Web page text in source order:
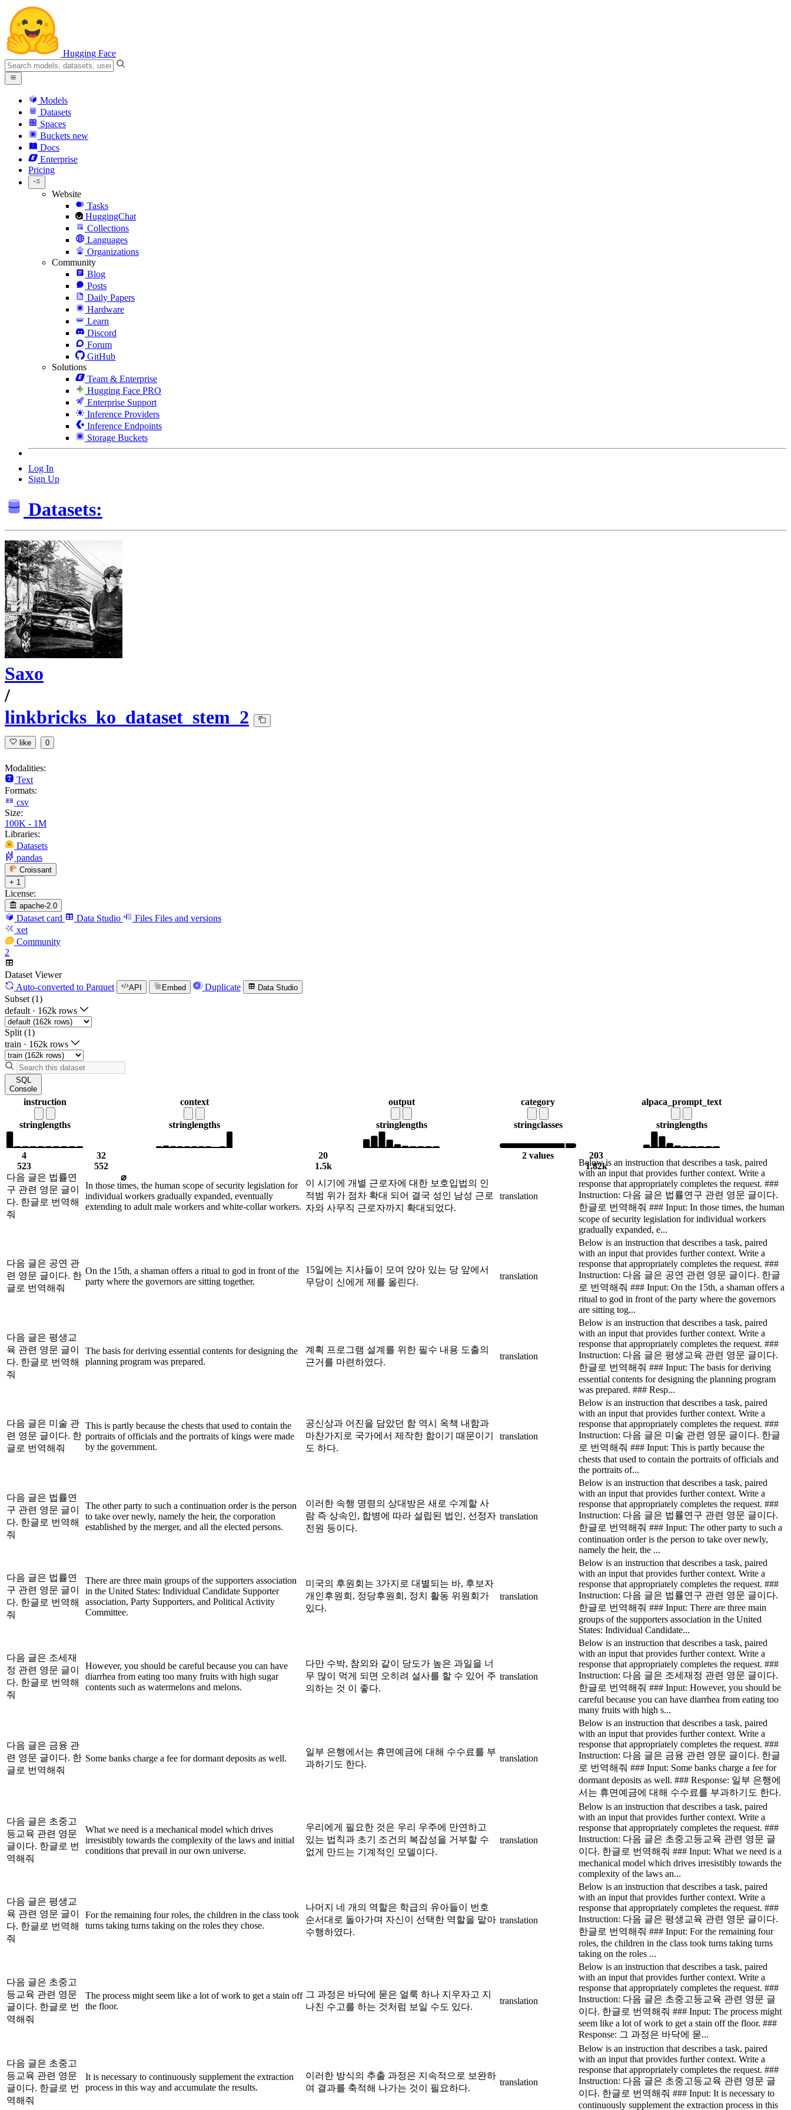
Hugging Face
Models
Datasets
Spaces
Buckets new
Docs
Enterprise
Pricing
Website
Tasks
HuggingChat
Collections
Languages
Organizations
Community
Blog
Posts
Daily Papers
Hardware
Learn
Discord
Forum
GitHub
Solutions
Team & Enterprise
Hugging Face PRO
Enterprise Support
Inference Providers
Inference Endpoints
Storage Buckets
Log In
Sign Up
Datasets:
Saxo
/
linkbricks_ko_dataset_stem_2
like 0
Modalities:
Text
Formats:
csv
Size:
100K - 1M
Libraries:
Datasets
pandas
Croissant
+ 1
License:
apache-2.0
Dataset card Data Studio Files Files and versions
xet
Community
2
Dataset Viewer
Auto-converted to Parquet API Embed Duplicate Data Studio
Subset (1)
default · 162k rows
Split (1)
train · 162k rows
SQL
Console
instruction
stringlengths
4
523
context
stringlengths
32
552
⌀
output
stringlengths
20
1.5k
category
stringclasses
2 values
alpaca_prompt_text
stringlengths
203
1.82k
다음 글은 법률연
구 관련 영문 글이
다. 한글로 번역해
줘
In those times, the human scope of security legislation for
individual workers gradually expanded, eventually
extending to adult male workers and white-collar workers.
이 시기에 개별 근로자에 대한 보호입법의 인
적범 위가 점차 확대 되어 결국 성인 남성 근로
자와 사무직 근로자까지 확대되었다.
translation
Below is an instruction that describes a task, paired
with an input that provides further context. Write a
response that appropriately completes the request. ###
Instruction: 다음 글은 법률연구 관련 영문 글이다.
한글로 번역해줘 ### Input: In those times, the human
scope of security legislation for individual workers
gradually expanded, e...
다음 글은 공연 관
련 영문 글이다. 한
글로 번역해줘
On the 15th, a shaman offers a ritual to god in front of the
party where the governors are sitting together.
15일에는 지사들이 모여 앉아 있는 당 앞에서
무당이 신에게 제를 올린다.
translation
Below is an instruction that describes a task, paired
with an input that provides further context. Write a
response that appropriately completes the request. ###
Instruction: 다음 글은 공연 관련 영문 글이다. 한글
로 번역해줘 ### Input: On the 15th, a shaman offers a
ritual to god in front of the party where the governors
are sitting tog...
다음 글은 평생교
육 관련 영문 글이
다. 한글로 번역해
줘
The basis for deriving essential contents for designing the
planning program was prepared.
계획 프로그램 설계를 위한 필수 내용 도출의
근거를 마련하였다.
translation
Below is an instruction that describes a task, paired
with an input that provides further context. Write a
response that appropriately completes the request. ###
Instruction: 다음 글은 평생교육 관련 영문 글이다.
한글로 번역해줘 ### Input: The basis for deriving
essential contents for designing the planning program
was prepared. ### Resp...
다음 글은 미술 관
련 영문 글이다. 한
글로 번역해줘
This is partly because the chests that used to contain the
portraits of officials and the portraits of kings were made
by the government.
공신상과 어진을 담았던 함 역시 옥책 내함과
마찬가지로 국가에서 제작한 함이기 때문이기
도 하다.
translation
Below is an instruction that describes a task, paired
with an input that provides further context. Write a
response that appropriately completes the request. ###
Instruction: 다음 글은 미술 관련 영문 글이다. 한글
로 번역해줘 ### Input: This is partly because the
chests that used to contain the portraits of officials and
the portraits of...
다음 글은 법률연
구 관련 영문 글이
다. 한글로 번역해
줘
The other party to such a continuation order is the person
to take over newly, namely the heir, the corporation
established by the merger, and all the elected persons.
이러한 속행 명령의 상대방은 새로 수계할 사
람 즉 상속인, 합병에 따라 설립된 법인, 선정자
전원 등이다.
translation
Below is an instruction that describes a task, paired
with an input that provides further context. Write a
response that appropriately completes the request. ###
Instruction: 다음 글은 법률연구 관련 영문 글이다.
한글로 번역해줘 ### Input: The other party to such a
continuation order is the person to take over newly,
namely the heir, the ...
다음 글은 법률연
구 관련 영문 글이
다. 한글로 번역해
줘
There are three main groups of the supporters association
in the United States: Individual Candidate Supporter
association, Party Supporters, and Political Activity
Committee.
미국의 후원회는 3가지로 대별되는 바, 후보자
개인후원회, 정당후원회, 정치 활동 위원회가
있다.
translation
Below is an instruction that describes a task, paired
with an input that provides further context. Write a
response that appropriately completes the request. ###
Instruction: 다음 글은 법률연구 관련 영문 글이다.
한글로 번역해줘 ### Input: There are three main
groups of the supporters association in the United
States: Individual Candidate...
다음 글은 조세재
정 관련 영문 글이
다. 한글로 번역해
줘
However, you should be careful because you can have
diarrhea from eating too many fruits with high sugar
contents such as watermelons and melons.
다만 수박, 참외와 같이 당도가 높은 과일을 너
무 많이 먹게 되면 오히려 설사를 할 수 있어 주
의하는 것 이 좋다.
translation
Below is an instruction that describes a task, paired
with an input that provides further context. Write a
response that appropriately completes the request. ###
Instruction: 다음 글은 조세재정 관련 영문 글이다.
한글로 번역해줘 ### Input: However, you should be
careful because you can have diarrhea from eating too
many fruits with high s...
다음 글은 금융 관
련 영문 글이다. 한
글로 번역해줘
Some banks charge a fee for dormant deposits as well.
일부 은행에서는 휴면예금에 대해 수수료를 부
과하기도 한다.
translation
Below is an instruction that describes a task, paired
with an input that provides further context. Write a
response that appropriately completes the request. ###
Instruction: 다음 글은 금융 관련 영문 글이다. 한글
로 번역해줘 ### Input: Some banks charge a fee for
dormant deposits as well. ### Response: 일부 은행에
서는 휴면예금에 대해 수수료를 부과하기도 한다.
다음 글은 초중고
등교육 관련 영문
글이다. 한글로 번
역해줘
What we need is a mechanical model which drives
irresistibly towards the complexity of the laws and initial
conditions that prevail in our own universe.
우리에게 필요한 것은 우리 우주에 만연하고
있는 법칙과 초기 조건의 복잡성을 거부할 수
없게 만드는 기계적인 모델이다.
translation
Below is an instruction that describes a task, paired
with an input that provides further context. Write a
response that appropriately completes the request. ###
Instruction: 다음 글은 초중고등교육 관련 영문 글
이다. 한글로 번역해줘 ### Input: What we need is a
mechanical model which drives irresistibly towards the
complexity of the laws an...
다음 글은 평생교
육 관련 영문 글이
다. 한글로 번역해
줘
For the remaining four roles, the children in the class took
turns taking turns taking on the roles they chose.
나머지 네 개의 역할은 학급의 유아들이 번호
순서대로 돌아가며 자신이 선택한 역할을 맡아
수행하였다.
translation
Below is an instruction that describes a task, paired
with an input that provides further context. Write a
response that appropriately completes the request. ###
Instruction: 다음 글은 평생교육 관련 영문 글이다.
한글로 번역해줘 ### Input: For the remaining four
roles, the children in the class took turns taking turns
taking on the roles ...
다음 글은 초중고
등교육 관련 영문
글이다. 한글로 번
역해줘
The process might seem like a lot of work to get a stain off
the floor.
그 과정은 바닥에 묻은 얼룩 하나 지우자고 지
나친 수고를 하는 것처럼 보일 수도 있다.
translation
Below is an instruction that describes a task, paired
with an input that provides further context. Write a
response that appropriately completes the request. ###
Instruction: 다음 글은 초중고등교육 관련 영문 글
이다. 한글로 번역해줘 ### Input: The process might
seem like a lot of work to get a stain off the floor. ###
Response: 그 과정은 바닥에 묻...
다음 글은 초중고
등교육 관련 영문
글이다. 한글로 번
역해줘
It is necessary to continuously supplement the extraction
process in this way and accumulate the results.
이러한 방식의 추출 과정은 지속적으로 보완하
여 결과를 축적해 나가는 것이 필요하다.
translation
Below is an instruction that describes a task, paired
with an input that provides further context. Write a
response that appropriately completes the request. ###
Instruction: 다음 글은 초중고등교육 관련 영문 글
이다. 한글로 번역해줘 ### Input: It is necessary to
continuously supplement the extraction process in this